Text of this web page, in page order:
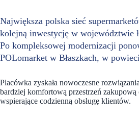
Największa polska sieć
kolejną inwestycję w województwie
Po kompleksowej modernizacji
POLomarket w Błaszkach, w
Placówka zyskała nowoczesne
bardziej komfortową przestrzeń zakupową
wspierające codzienną obsługę klientów.